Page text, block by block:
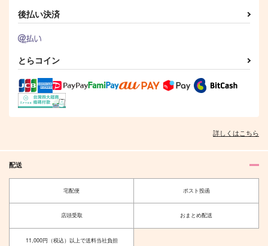
山田一郎×碧棺左馬刻
サンプル
作品詳細
ぬいと暮らす4騎士
リルキーホルダー
（空）
大吉農園
後払い決済
とらコイン
詳しくはこちら
配送
宅配便 ポスト投函
店頭受取 おまとめ配送
11,000円（税込）以上で送料当社負担